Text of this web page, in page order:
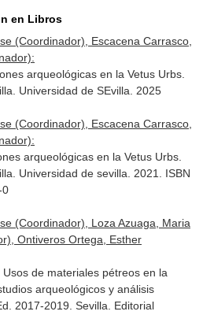
en Libros
(Coordinador), Escacena Carrasco,
arqueológicas en la Vetus Urbs.
Universidad de SEvilla. 2025
(Coordinador), Escacena Carrasco,
arqueológicas en la Vetus Urbs.
Universidad de sevilla. 2021. ISBN
0
(Coordinador), Loza Azuaga, Maria
Ontiveros Ortega, Esther
de materiales pétreos en la
arqueológicos y análisis
2017-2019. Sevilla. Editorial